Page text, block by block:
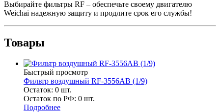
Выбирайте фильтры RF – обеспечьте своему двигателю
Weichai надежную защиту и продлите срок его службы!
Товары
Быстрый просмотр
Фильтр воздушный RF-3556AB (1/9)
Остаток: 0 шт.
Остаток по РФ: 0 шт.
Подробнее